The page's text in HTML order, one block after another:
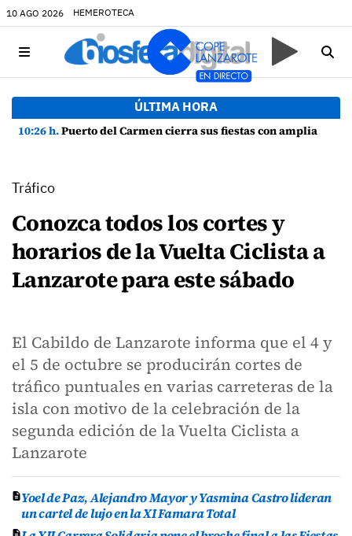
10 AGO 2026 HEMEROTECA
ÚLTIMA HORA
10:26 h.Puerto del Carmen cierra sus fiestas con amplia participación y buen ambiente
Tráfico
Conozca todos los cortes y
horarios de la Vuelta Ciclista a
Lanzarote para este sábado
El Cabildo de Lanzarote informa que el 4 y
el 5 de octubre se producirán cortes de
tráfico puntuales en varias carreteras de la
isla con motivo de la celebración de la
segunda edición de la Vuelta Ciclista a
Lanzarote
Yoel de Paz, Alejandro Mayor y Yasmina Castro lideran
un cartel de lujo en la XI Famara Total